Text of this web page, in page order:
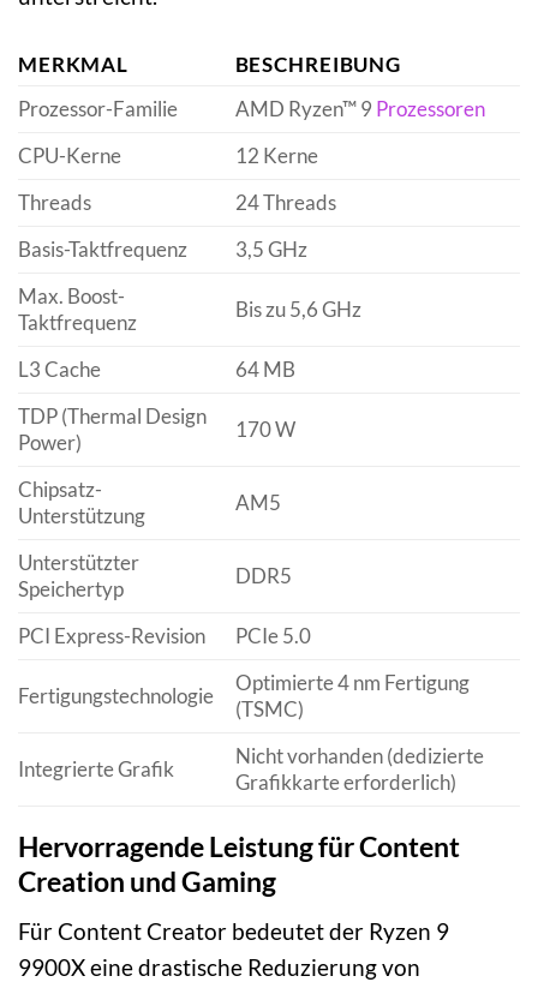
MERKMAL
BESCHREIBUNG
Prozessor-Familie
AMD Ryzen™ 9 Prozessoren
CPU-Kerne
12 Kerne
Threads
24 Threads
Basis-Taktfrequenz
3,5 GHz
Max. Boost-
Taktfrequenz
Bis zu 5,6 GHz
L3 Cache
64 MB
TDP (Thermal Design
Power)
170 W
Chipsatz-
Unterstützung
AM5
Unterstützter
Speichertyp
DDR5
PCI Express-Revision PCIe 5.0
Fertigungstechnologie
Optimierte 4 nm Fertigung
(TSMC)
Integrierte Grafik
Nicht vorhanden (dedizierte
Grafikkarte erforderlich)
Hervorragende Leistung für Content
Creation und Gaming
Für Content Creator bedeutet der Ryzen 9
9900X eine drastische Reduzierung von